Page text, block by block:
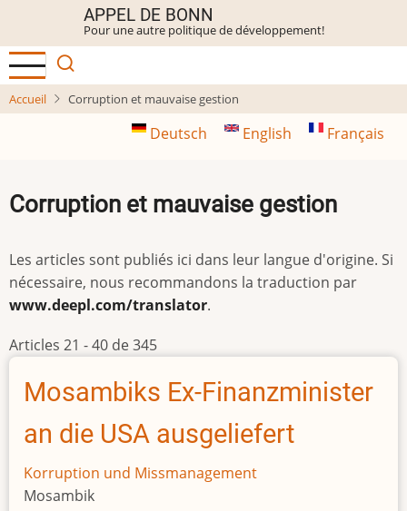
contenu
principal
APPEL DE BONN
Pour une autre politique de développement!
Accueil Corruption et mauvaise gestion
Deutsch English Français
Corruption et mauvaise gestion
Les articles sont publiés ici dans leur langue d'origine. Si
nécessaire, nous recommandons la traduction par
www.deepl.com/translator.
Articles 21 - 40 de 345
Mosambiks Ex-Finanzminister
an die USA ausgeliefert
Korruption und Missmanagement
Mosambik